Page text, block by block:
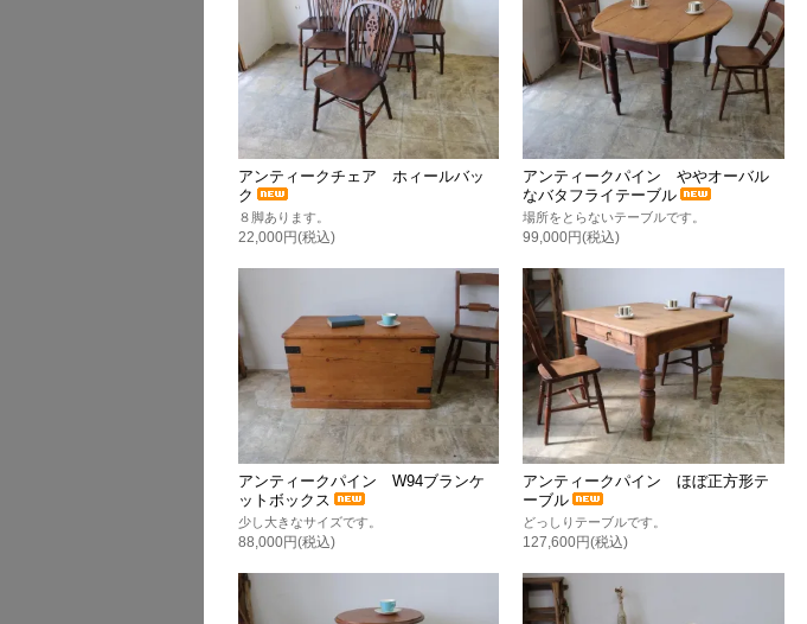
アンティークチェア ホィールバッ
ク
８脚あります。
22,000円(税込)
アンティークパイン ややオーバル
なバタフライテーブル
場所をとらないテーブルです。
99,000円(税込)
アンティークパイン W94ブランケ
ットボックス
少し大きなサイズです。
88,000円(税込)
アンティークパイン ほぼ正方形テ
ーブル
どっしりテーブルです。
127,600円(税込)